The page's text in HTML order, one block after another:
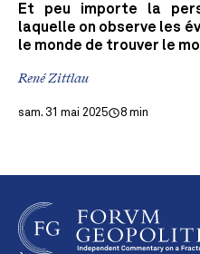
Et peu importe la
laquelle on observe les
le monde de trouver le
René Zittlau
sam. 31 mai 2025 8 min